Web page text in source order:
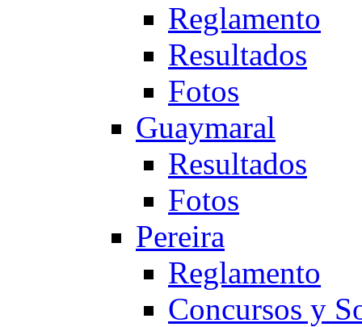
Reglamento
Resultados
Fotos
Guaymaral
Resultados
Fotos
Pereira
Reglamento
Concursos y